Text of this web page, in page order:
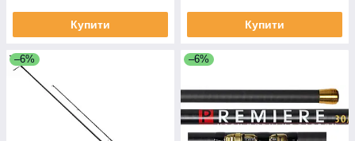
Купити Купити
–6% –6%